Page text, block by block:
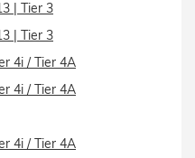
| Tier 3
| Tier 3
4i / Tier 4A
4i / Tier 4A
4i / Tier 4A